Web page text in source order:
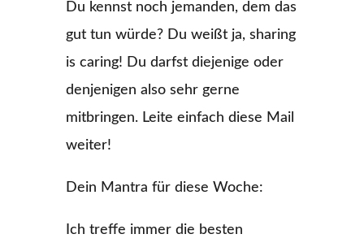
Du kennst noch jemanden, dem das
gut tun würde? Du weißt ja, sharing
is caring! Du darfst diejenige oder
denjenigen also sehr gerne
mitbringen. Leite einfach diese Mail
weiter!
Dein Mantra für diese Woche:
Ich treffe immer die besten